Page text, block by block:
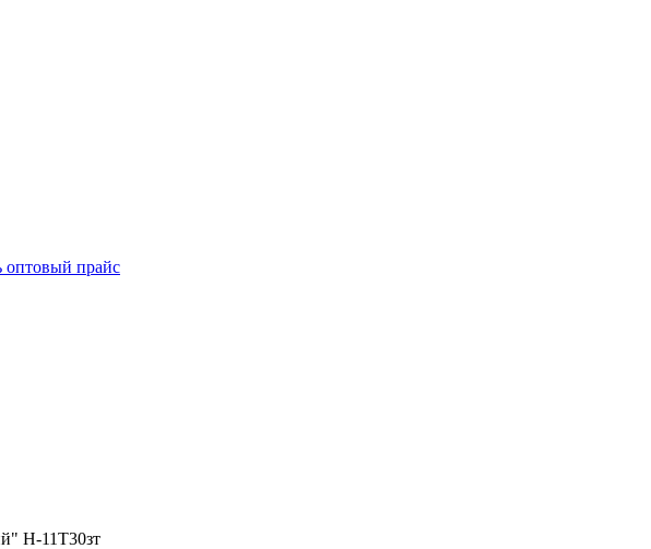
оптовый прайс
H-11T30зт